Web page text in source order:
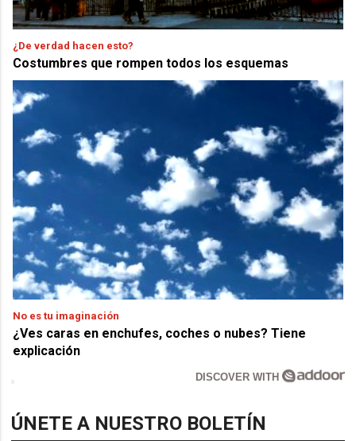
¿De verdad hacen esto?
Costumbres que rompen todos los esquemas
No es tu imaginación
¿Ves caras en enchufes, coches o nubes? Tiene
explicación
DISCOVER WITH
ÚNETE A NUESTRO BOLETÍN